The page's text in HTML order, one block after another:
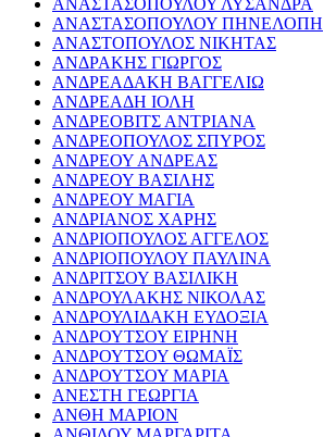
ΑΝΑΣΤΑΣΟΠΟΥΛΟΥ ΛΥΣΑΝΔΡΑ
ΑΝΑΣΤΑΣΟΠΟΥΛΟΥ ΠΗΝΕΛΟΠΗ
ΑΝΑΣΤΟΠΟΥΛΟΣ ΝΙΚΗΤΑΣ
ΑΝΔΡΑΚΗΣ ΓΙΩΡΓΟΣ
ΑΝΔΡΕΑΔΑΚΗ ΒΑΓΓΕΛΙΩ
ΑΝΔΡΕΑΔΗ ΙΟΛΗ
ΑΝΔΡΕΟΒΙΤΣ ΑΝΤΡΙΑΝΑ
ΑΝΔΡΕΟΠΟΥΛΟΣ ΣΠΥΡΟΣ
ΑΝΔΡΕΟΥ ΑΝΔΡΕΑΣ
ΑΝΔΡΕΟΥ ΒΑΣΙΛΗΣ
ΑΝΔΡΕΟΥ ΜΑΓΙΑ
ΑΝΔΡΙΑΝΟΣ ΧΑΡΗΣ
ΑΝΔΡΙΟΠΟΥΛΟΣ ΑΓΓΕΛΟΣ
ΑΝΔΡΙΟΠΟΥΛΟΥ ΠΑΥΛΙΝΑ
ΑΝΔΡΙΤΣΟΥ ΒΑΣΙΛΙΚΗ
ΑΝΔΡΟΥΛΑΚΗΣ ΝΙΚΟΛΑΣ
ΑΝΔΡΟΥΛΙΔΑΚΗ ΕΥΔΟΞΙΑ
ΑΝΔΡΟΥΤΣΟΥ ΕΙΡΗΝΗ
ΑΝΔΡΟΥΤΣΟΥ ΘΩΜΑΪΣ
ΑΝΔΡΟΥΤΣΟΥ ΜΑΡΙΑ
ΑΝΕΣΤΗ ΓΕΩΡΓΙΑ
ΑΝΘΗ ΜΑΡΙΟΝ